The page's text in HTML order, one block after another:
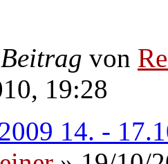
von
19:28
14. -